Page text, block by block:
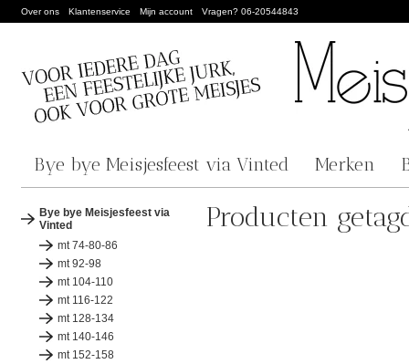
Over ons Klantenservice Mijn account Vragen? 06-20544843
Bye bye Meisjesfeest via Vinted Merken
Bye bye Meisjesfeest via
Vinted
mt 74-80-86
mt 92-98
mt 104-110
mt 116-122
mt 128-134
mt 140-146
mt 152-158
Producten